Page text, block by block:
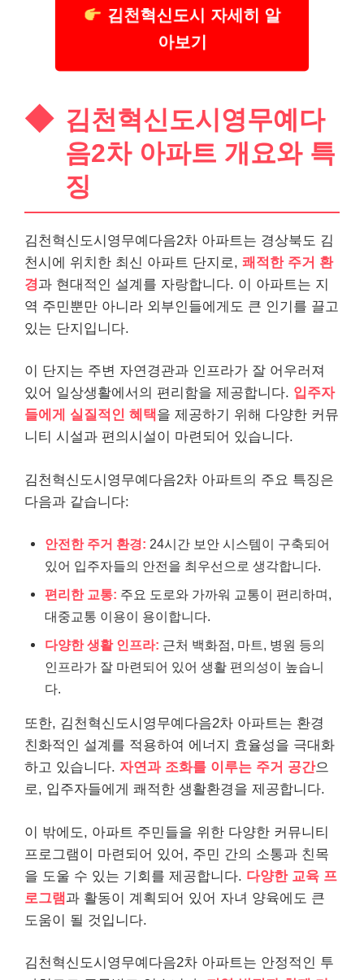
김천혁신도시 자세히 알
아보기
김천혁신도시영무예다
음2차 아파트 개요와 특
징
김천혁신도시영무예다음2차 아파트는 경상북도 김
천시에 위치한 최신 아파트 단지로, 쾌적한 주거 환
경과 현대적인 설계를 자랑합니다. 이 아파트는 지
역 주민뿐만 아니라 외부인들에게도 큰 인기를 끌고
있는 단지입니다.
이 단지는 주변 자연경관과 인프라가 잘 어우러져
있어 일상생활에서의 편리함을 제공합니다. 입주자
들에게 실질적인 혜택을 제공하기 위해 다양한 커뮤
니티 시설과 편의시설이 마련되어 있습니다.
김천혁신도시영무예다음2차 아파트의 주요 특징은
다음과 같습니다:
안전한 주거 환경: 24시간 보안 시스템이 구축되어
있어 입주자들의 안전을 최우선으로 생각합니다.
편리한 교통: 주요 도로와 가까워 교통이 편리하며,
대중교통 이용이 용이합니다.
다양한 생활 인프라: 근처 백화점, 마트, 병원 등의
인프라가 잘 마련되어 있어 생활 편의성이 높습니
다.
또한, 김천혁신도시영무예다음2차 아파트는 환경
친화적인 설계를 적용하여 에너지 효율성을 극대화
하고 있습니다. 자연과 조화를 이루는 주거 공간으
로, 입주자들에게 쾌적한 생활환경을 제공합니다.
이 밖에도, 아파트 주민들을 위한 다양한 커뮤니티
프로그램이 마련되어 있어, 주민 간의 소통과 친목
을 도울 수 있는 기회를 제공합니다. 다양한 교육 프
로그램 과 활동이 계획되어 있어 자녀 양육에도 큰
도움이 될 것입니다.
김천혁신도시영무예다음2차 아파트는 안정적인 투